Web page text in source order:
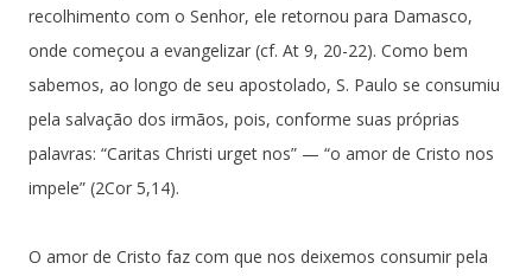
recolhimento com o Senhor, ele retornou para Damasco,
onde começou a evangelizar (cf. At 9, 20-22). Como bem
sabemos, ao longo de seu apostolado, S. Paulo se consumiu
pela salvação dos irmãos, pois, conforme suas próprias
palavras: “Caritas Christi urget nos” — “o amor de Cristo nos
impele” (2Cor 5,14).
O amor de Cristo faz com que nos deixemos consumir pela